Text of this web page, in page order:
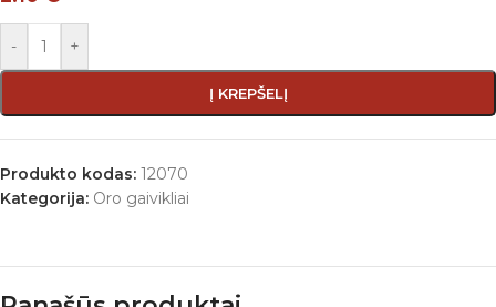
- +
Į KREPŠELĮ
Produkto kodas: 12070
Kategorija: Oro gaivikliai